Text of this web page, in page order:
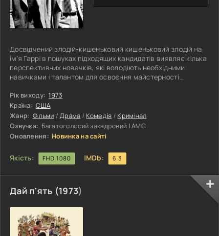
Досвідчений злодій-кишеньковий кишеньковий злодій на
ім'я Гаррі в пошуках підходящих кандидатів виявляє кілька
перспективних новачків, які володіють необхідними
навичками і талантом для освоєння майстерності
щоб навчити мистецтву крадіжки без виявлення, ділячись
секретами і фокусами, які відточив за роки своєї нелегкої
кар'єри. Між наставником і учнями складається
особливий союз, сповнений небезпек і випробувань, що
веде їх до ризикованих
Рік виходу: 1973
Країна: США
Жанр: Фільми /Драма / Комедія / Кримінал
Озвучка: Багатоголосий закадровий | АМС
Оновлення: Новинка на сайті
Якість: FHD 1080 IMDb: 6.3
Дай п'ять (1973)